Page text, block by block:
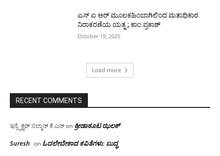
ಎಸ್ ಐ ಆರ್ ಮೂಲಕಹಿಂಬಾಗಿಲಿಂದ ಮತಾಧಿಕಾರ
ನಿರಾಕರಣೆಯ ಯತ್ನ ; ಕಾಂ.ಪ್ರಕಾಶ್
October 19, 2025
Load more
RECENT COMMENTS
ಇನ್ಸ್ಪೆಕ್ಟರ್ ಸಲ್ಮಾನ್ ಕೆ ಎನ್on ಕ್ರೀಡಾಕೂಟ ಝಲಕ್
Suresh on ಓದಲೇಬೇಕಾದ‌ ಕವಿತೆಗಳು: ಬುದ್ಧ